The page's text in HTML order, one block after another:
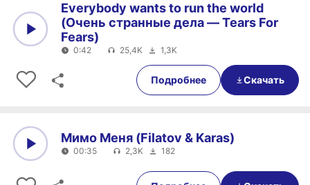
0:42
Everybody wants to run the world
(Очень странные дела — Tears For
Fears)
0:42 25,4K 1,3K
Подробнее Скачать
00:35
Мимо Меня (Filatov & Karas)
00:35 2,3K 182